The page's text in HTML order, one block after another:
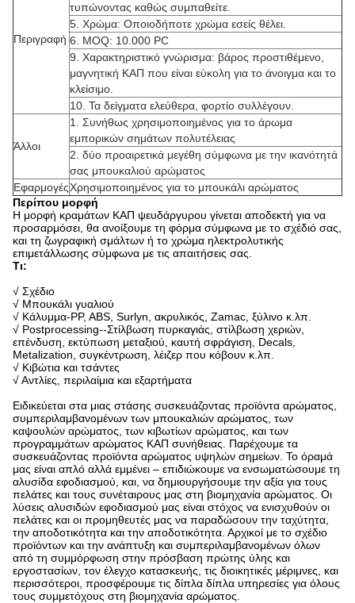
Περιγραφή
τυπώνοντας καθώς συμπαθείτε.
5. Χρώμα: Οποιοδήποτε χρώμα εσείς θέλει.
6. MOQ: 10.000 PC
9. Χαρακτηριστικό γνώρισμα: βάρος προστιθέμενο,
μαγνητική ΚΑΠ που είναι εύκολη για το άνοιγμα και το
κλείσιμο.
10. Τα δείγματα ελεύθερα, φορτίο συλλέγουν.
Άλλοι
1. Συνήθως χρησιμοποιημένος για το άρωμα
εμπορικών σημάτων πολυτέλειας
2. δύο προαιρετικά μεγέθη σύμφωνα με την ικανότητά
σας μπουκαλιού αρώματος
ΕφαρμογέςΧρησιμοποιημένος για το μπουκάλι αρώματος
Περίπου μορφή
Η μορφή κραμάτων ΚΑΠ ψευδάργυρου γίνεται αποδεκτή για να
προσαρμόσει, θα ανοίξουμε τη φόρμα σύμφωνα με το σχέδιό σας,
και τη ζωγραφική σμάλτων ή το χρώμα ηλεκτρολυτικής
επιμετάλλωσης σύμφωνα με τις απαιτήσεις σας.
Τι:
√ Σχέδιο
√ Μπουκάλι γυαλιού
√ Κάλυμμα-PP, ABS, Surlyn, ακρυλικός, Zamac, ξύλινο κ.λπ.
√ Postprocessing--Στίλβωση πυρκαγιάς, στίλβωση χεριών,
επένδυση, εκτύπωση μεταξιού, καυτή σφράγιση, Decals,
Metalization, συγκέντρωση, λέιζερ που κόβουν κ.λπ.
√ Κιβώτια και τσάντες
√ Αντλίες, περιλαίμια και εξαρτήματα
Ειδικεύεται στα μιας στάσης συσκευάζοντας προϊόντα αρώματος,
συμπεριλαμβανομένων των μπουκαλιών αρώματος, των
καψουλών αρώματος, των κιβωτίων αρώματος, και των
προγραμμάτων αρώματος ΚΑΠ συνήθειας. Παρέχουμε τα
συσκευάζοντας προϊόντα αρώματος υψηλών σημείων. Το όραμά
μας είναι απλό αλλά εμμένει – επιδιώκουμε να ενσωματώσουμε τη
αλυσίδα εφοδιασμού, και, να δημιουργήσουμε την αξία για τους
πελάτες και τους συνέταιρους μας στη βιομηχανία αρώματος. Οι
λύσεις αλυσιδών εφοδιασμού μας είναι στόχος να ενισχυθούν οι
πελάτες και οι προμηθευτές μας να παραδώσουν την ταχύτητα,
την αποδοτικότητα και την αποδοτικότητα. Αρχικοί με το σχέδιο
προϊόντων και την ανάπτυξη και συμπεριλαμβανομένων όλων
από τη συμμόρφωση στην πρόσβαση πρώτης ύλης και
εργοστασίων, τον έλεγχο κατασκευής, τις διοικητικές μέριμνες, και
περισσότεροι, προσφέρουμε τις δίπλα δίπλα υπηρεσίες για όλους
τους συμμετόχους στη βιομηχανία αρώματος.